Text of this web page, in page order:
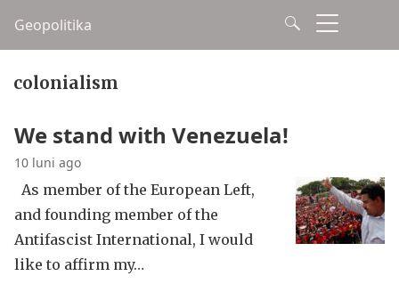
Geopolitika
colonialism
We stand with Venezuela!
10 luni ago
As member of the European Left,
and founding member of the
Antifascist International, I would
like to affirm my…